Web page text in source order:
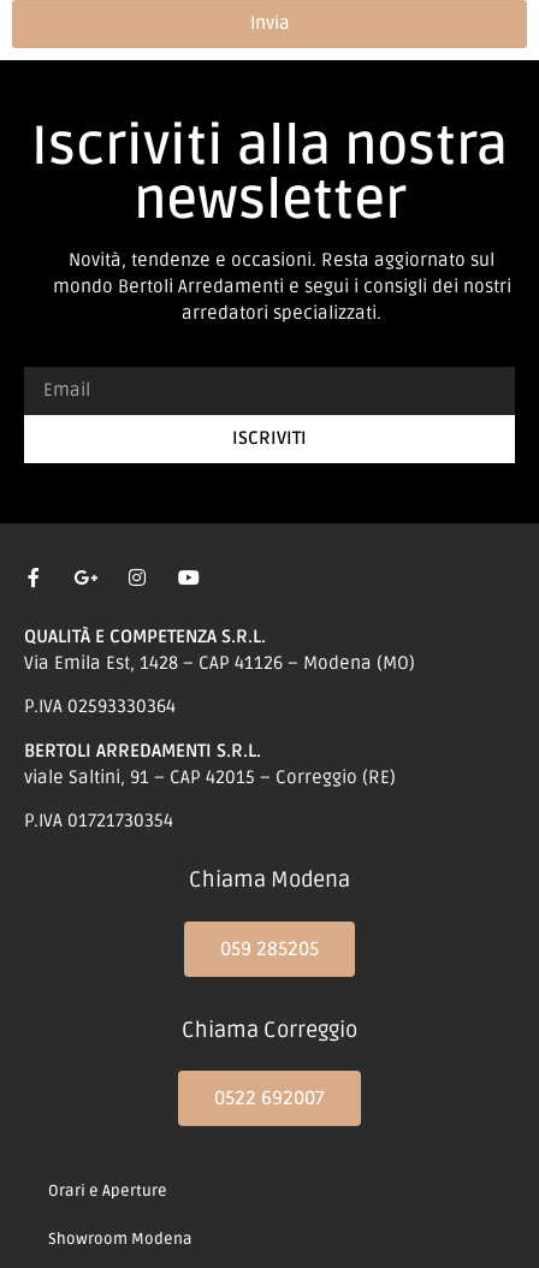
Invia
Iscriviti alla nostra
newsletter
Novità, tendenze e occasioni. Resta aggiornato sul
mondo Bertoli Arredamenti e segui i consigli dei nostri
arredatori specializzati.
ISCRIVITI
QUALITÀ E COMPETENZA S.R.L.
Via Emila Est, 1428 – CAP 41126 – Modena (MO)
P.IVA 02593330364
BERTOLI ARREDAMENTI S.R.L.
viale Saltini, 91 – CAP 42015 – Correggio (RE)
P.IVA 01721730354
Chiama Modena
059 285205
Chiama Correggio
0522 692007
Orari e Aperture
Showroom Modena